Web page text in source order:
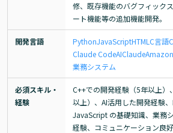
修、既存機能のバグフィック
ート機能等の追加機能開発。
開発言語 PythonJavaScriptHTML C言語
Claude CodeAIClaude
業務システム
必須スキル・
経験
C++での開発経験（5年以上
以上）、AI活用した開発経験
JavaScript の基礎知識、業務
経験、コミュニケーション良好